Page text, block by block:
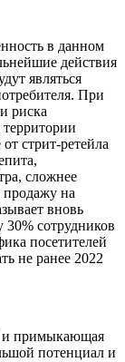
в данном
действия
являться
При
риска
территории
стрит-ретейла
сложнее
продажу на
вновь
сотрудников
посетителей
не ранее 2022
и примыкающая
потенциал и